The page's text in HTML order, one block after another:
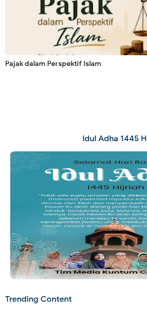
Pajak dalam Perspektif Islam
Idul Adha 1445 H
Trending Content